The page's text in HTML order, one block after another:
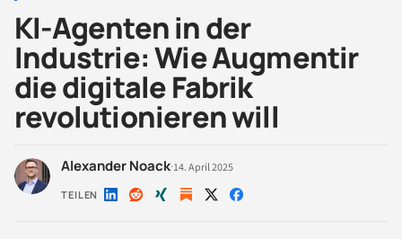
KI-Agenten in der
Industrie: Wie Augmentir
die digitale Fabrik
revolutionieren will
Alexander Noack·14. April 2025
TEILEN Auf Auf Auf Auf Auf